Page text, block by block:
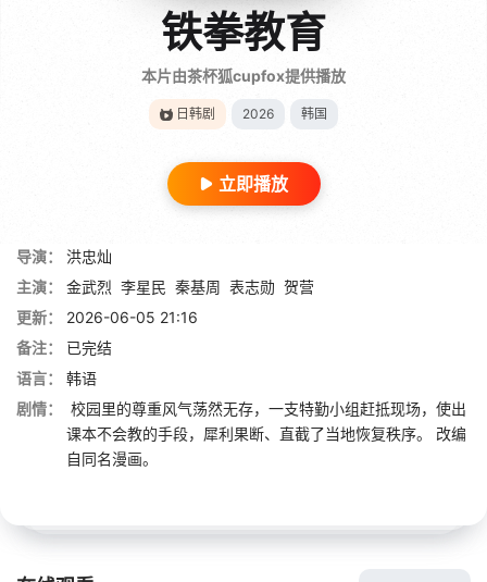
铁拳教育
本片由茶杯狐cupfox提供播放
日韩剧 2026 韩国
立即播放
导演：
洪忠灿
主演：
金武烈 李星民 秦基周 表志勋 贺营
更新：
2026-06-05 21:16
备注：
已完结
语言：
韩语
剧情：
校园里的尊重风气荡然无存，一支特勤小组赶抵现场，使出
课本不会教的手段，犀利果断、直截了当地恢复秩序。 改编
自同名漫画。